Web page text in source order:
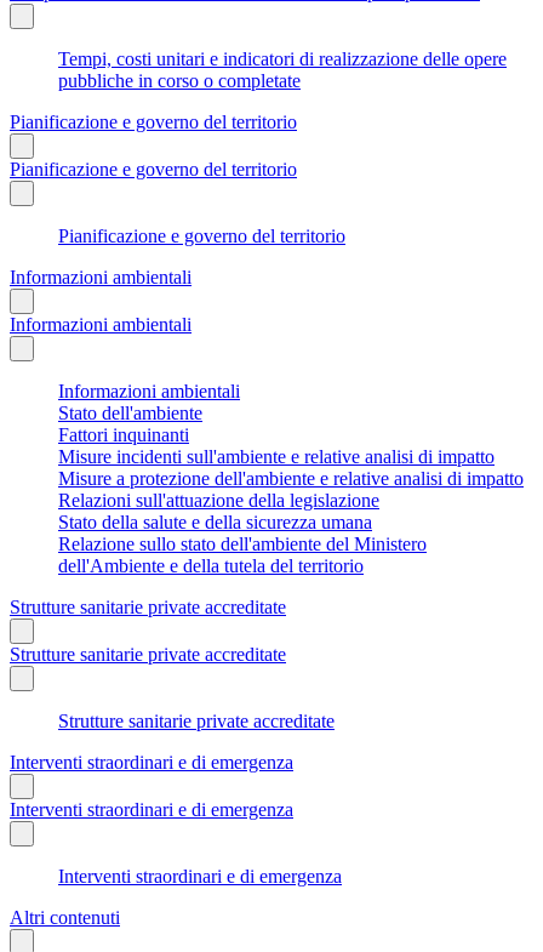
Tempi, costi unitari e indicatori di realizzazione delle opere
pubbliche in corso o completate
Pianificazione e governo del territorio
Pianificazione e governo del territorio
Pianificazione e governo del territorio
Informazioni ambientali
Informazioni ambientali
Informazioni ambientali
Stato dell'ambiente
Fattori inquinanti
Misure incidenti sull'ambiente e relative analisi di impatto
Misure a protezione dell'ambiente e relative analisi di impatto
Relazioni sull'attuazione della legislazione
Stato della salute e della sicurezza umana
Relazione sullo stato dell'ambiente del Ministero
dell'Ambiente e della tutela del territorio
Strutture sanitarie private accreditate
Strutture sanitarie private accreditate
Strutture sanitarie private accreditate
Interventi straordinari e di emergenza
Interventi straordinari e di emergenza
Interventi straordinari e di emergenza
Altri contenuti